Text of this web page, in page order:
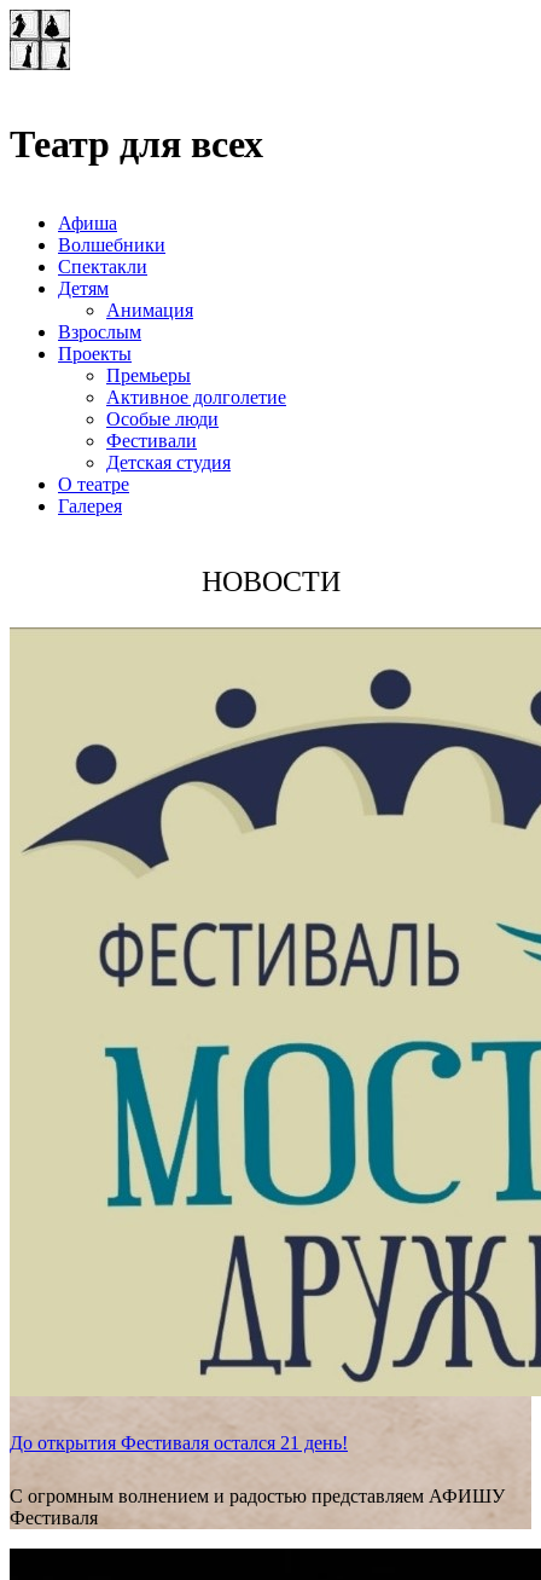
Театр для всех
Афиша
Волшебники
Спектакли
Детям
Анимация
Взрослым
Проекты
Премьеры
Активное долголетие
Особые люди
Фестивали
Детская студия
О театре
Галерея
НОВОСТИ
До открытия Фестиваля остался 21 день!
С огромным волнением и радостью представляем АФИШУ
Фестиваля